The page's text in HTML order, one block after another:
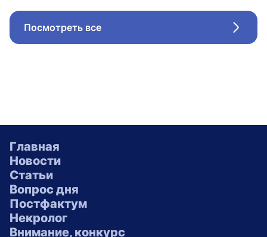
Посмотреть все
Главная
Новости
Статьи
Вопрос дня
Постфактум
Некролог
Внимание, конкурс